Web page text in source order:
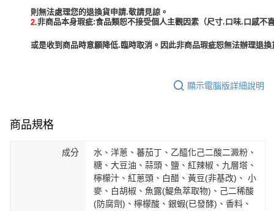
2.非商品本身瑕疵:食品類恕不接受個人主觀因素（尺寸.口味.口感不
或是收到商品時意願降低.臨時取消。因此非商品瑕疵恕無法辦理退
顯示電腦版詳細說明
商品規格
成分
水、洋蔥、蕃茄丁、乙醯化己二酸二澱粉、
糖、大豆油、蒜頭、鹽、紅辣椒、九層塔、
檸檬汁、紅蔥頭、白醋、黃豆(非基改)、 小
麥、白胡椒、魚露(鯷魚萃取物)、己二稀酸
(防腐劑)、檸檬酸、銀蝦(已發酵)、香料、